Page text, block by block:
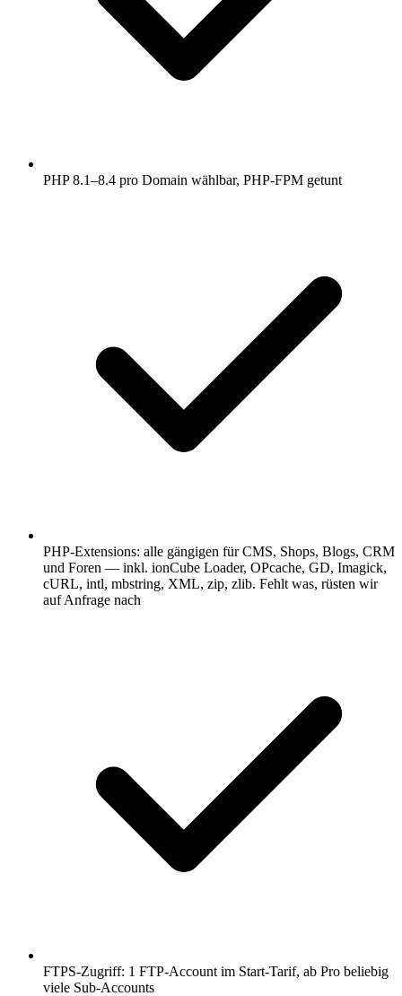
PHP 8.1–8.4 pro Domain wählbar, PHP-FPM getunt
PHP-Extensions: alle gängigen für CMS, Shops, Blogs, CRM
und Foren — inkl. ionCube Loader, OPcache, GD, Imagick,
cURL, intl, mbstring, XML, zip, zlib. Fehlt was, rüsten wir
auf Anfrage nach
FTPS-Zugriff: 1 FTP-Account im Start-Tarif, ab Pro beliebig
viele Sub-Accounts